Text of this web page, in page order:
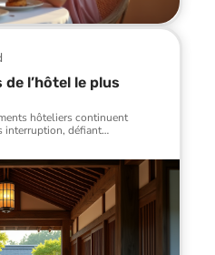
l’hôtel le plus
hôteliers continuent
interruption, défiant…